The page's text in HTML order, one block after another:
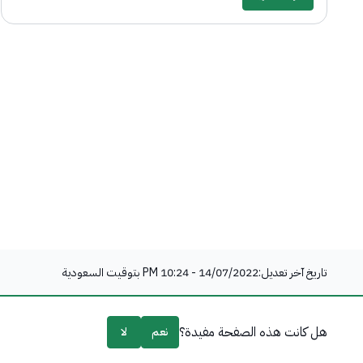
تاريخ آخر تعديل:14/07/2022 - 10:24 PM بتوقيت السعودية
هل كانت هذه الصفحة مفيدة؟ نعم لا